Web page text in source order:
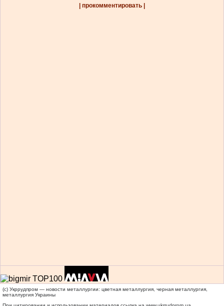
| прокомментировать |
(c) Укррудпром — новости металлургии: цветная металлургия, черная металлургия,
металлургия Украины